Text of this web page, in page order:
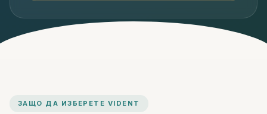
ЗАЩО ДА ИЗБЕРЕТЕ VIDENT